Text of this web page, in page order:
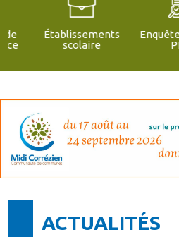
Établissements
scolaire
Enquête
ACTUALITÉS